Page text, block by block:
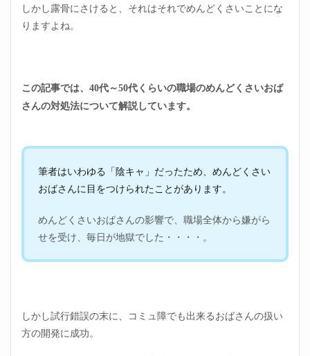
しかし露骨にさけると、それはそれでめんどくさいことにな
りますよね。
この記事では、40代～50代くらいの職場のめんどくさいおば
さんの対処法について解説しています。
筆者はいわゆる「陰キャ」だったため、めんどくさい
おばさんに目をつけられたことがあります。
めんどくさいおばさんの影響で、職場全体から嫌がら
せを受け、毎日が地獄でした・・・・。
しかし試行錯誤の末に、コミュ障でも出来るおばさんの扱い
方の開発に成功。